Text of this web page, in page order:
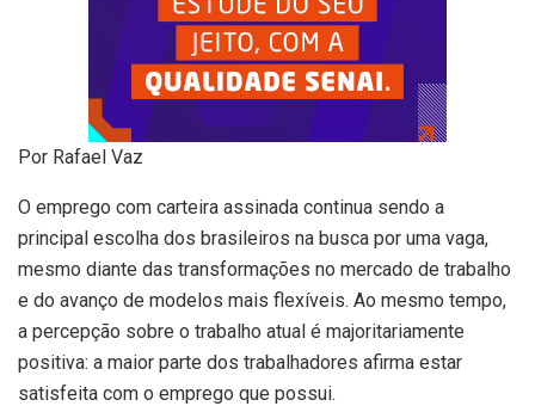
Por Rafael Vaz
O emprego com carteira assinada continua sendo a
principal escolha dos brasileiros na busca por uma vaga,
mesmo diante das transformações no mercado de trabalho
e do avanço de modelos mais flexíveis. Ao mesmo tempo,
a percepção sobre o trabalho atual é majoritariamente
positiva: a maior parte dos trabalhadores afirma estar
satisfeita com o emprego que possui.